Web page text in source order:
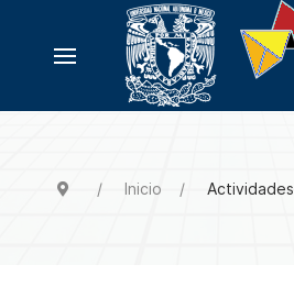
Inicio Actividades